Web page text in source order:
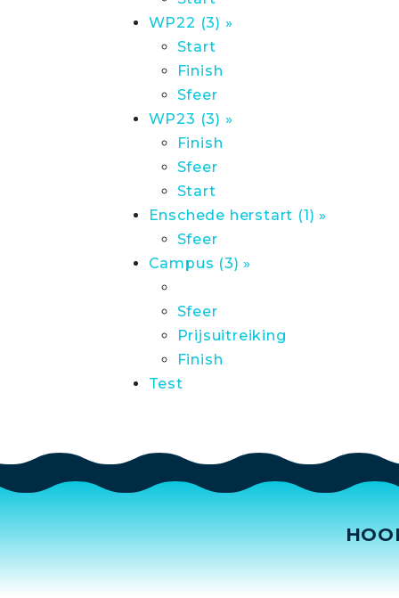
WP22 (3) »
Start
Finish
Sfeer
WP23 (3) »
Finish
Sfeer
Start
Enschede herstart (1) »
Sfeer
Campus (3) »
Sfeer
Prijsuitreiking
Finish
Test